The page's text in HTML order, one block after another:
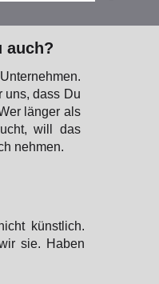
auch?
uns, dass Du
länger als
will das
nehmen.
künstlich.
sie. Haben